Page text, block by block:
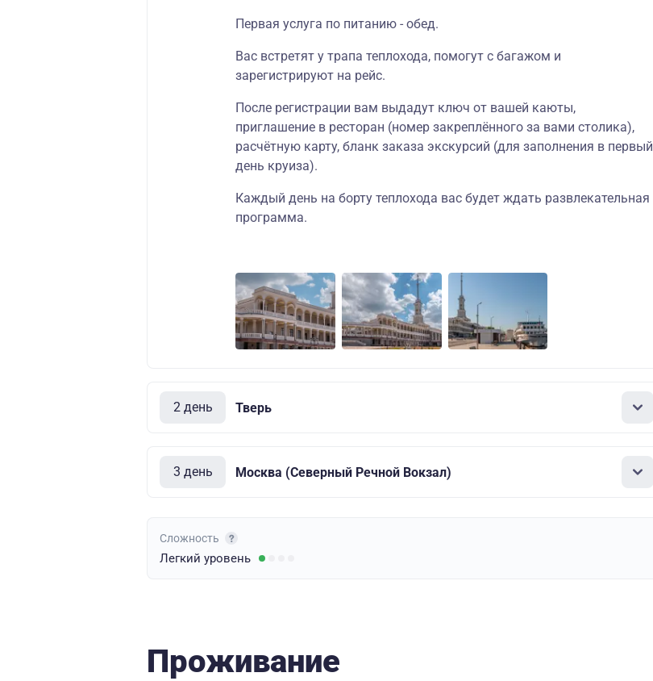
Первая услуга по питанию - обед.
Вас встретят у трапа теплохода, помогут с багажом и
зарегистрируют на рейс.
После регистрации вам выдадут ключ от вашей каюты,
приглашение в ресторан (номер закреплённого за вами столика),
расчётную карту, бланк заказа экскурсий (для заполнения в первый
день круиза).
Каждый день на борту теплохода вас будет ждать развлекательная
программа.
2 день Тверь
3 день Москва (Северный Речной Вокзал)
Сложность
Легкий уровень
Проживание